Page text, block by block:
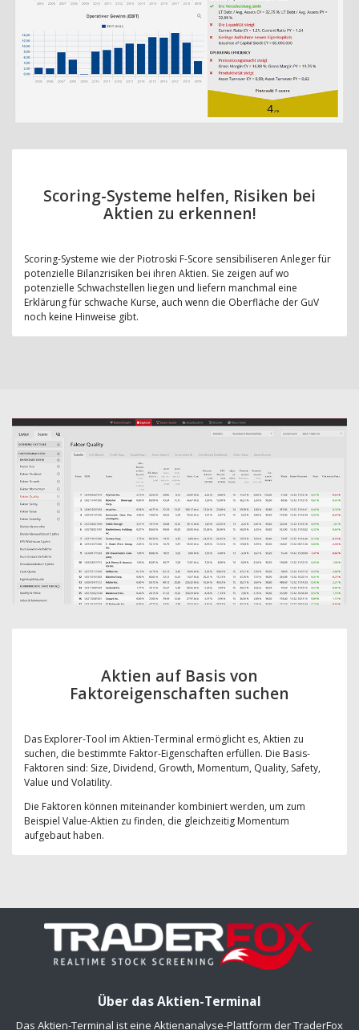
Scoring-Systeme helfen, Risiken bei
Aktien zu erkennen!
Scoring-Systeme wie der Piotroski F-Score sensibiliseren Anleger für
potenzielle Bilanzrisiken bei ihren Aktien. Sie zeigen auf wo
potenzielle Schwachstellen liegen und liefern manchmal eine
Erklärung für schwache Kurse, auch wenn die Oberfläche der GuV
noch keine Hinweise gibt.
Aktien auf Basis von
Faktoreigenschaften suchen
Das Explorer-Tool im Aktien-Terminal ermöglicht es, Aktien zu
suchen, die bestimmte Faktor-Eigenschaften erfüllen. Die Basis-
Faktoren sind: Size, Dividend, Growth, Momentum, Quality, Safety,
Value und Volatility.
Die Faktoren können miteinander kombiniert werden, um zum
Beispiel Value-Aktien zu finden, die gleichzeitig Momentum
aufgebaut haben.
Über das Aktien-Terminal
Das Aktien-Terminal ist eine Aktienanalyse-Plattform der TraderFox